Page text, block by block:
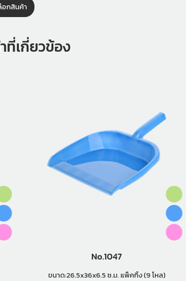
กสินค้า
ที่เกี่ยวข้อง
No.1047
ขนาด:26.5x36x6.5 ซ.ม. แพ็คกิ้ง (9 โหล)